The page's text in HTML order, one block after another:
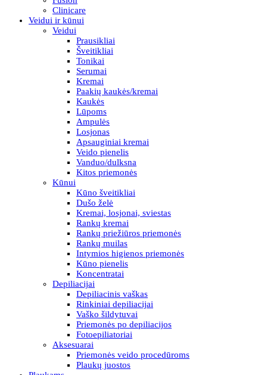
Clinicare
Veidui ir kūnui
Veidui
Prausikliai
Šveitikliai
Tonikai
Serumai
Kremai
Paakių kaukės/kremai
Kaukės
Lūpoms
Ampulės
Losjonas
Apsauginiai kremai
Veido pienelis
Vanduo/dulksna
Kitos priemonės
Kūnui
Kūno šveitikliai
Dušo želė
Kremai, losjonai, sviestas
Rankų kremai
Rankų priežiūros priemonės
Rankų muilas
Intymios higienos priemonės
Kūno pienelis
Koncentratai
Depiliacijai
Depiliacinis vaškas
Rinkiniai depiliacijai
Vaško šildytuvai
Priemonės po depiliacijos
Fotoepiliatoriai
Aksesuarai
Priemonės veido procedūroms
Plaukų juostos